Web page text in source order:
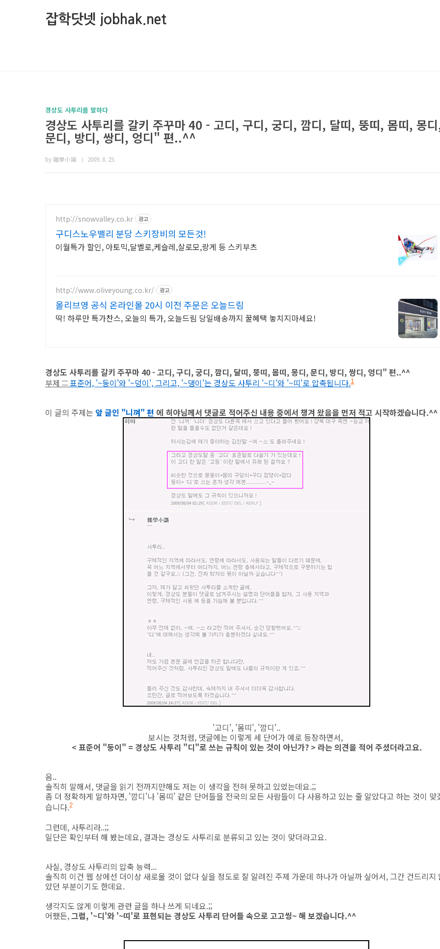
잡학닷넷 jobhak.net
경상도 사투리를 말하다
경상도 사투리를 갈키 주꾸마 40 - 고디, 구디, 궁디, 깜디, 달띠, 뚱띠, 몸띠, 몽
문디, 방디, 쌍디, 엉디" 편..^^
by 雜學小識 2009. 8. 25.
http://snowvalley.co.kr 광고
구디스노우밸리 분당 스키장비의 모든것!
이월특가 할인, 아토믹,달벨로,케슬레,살로모,랑게 등 스키부츠
http://www.oliveyoung.co.kr/ 광고
올리브영 공식 온라인몰 20시 이전 주문은 오늘드림
딱! 하루만 특가찬스, 오늘의 특가, 오늘드림 당일배송까지 꿀혜택 놓치지마세요!
경상도 사투리를 갈키 주꾸마 40 - 고디, 구디, 궁디, 깜디, 달띠, 뚱띠, 몸띠, 몽디, 문디, 방디, 쌍디, 엉디" 편..^^
부제 :::표준어, '~둥이'와 '~덩이', 그리고, '~댕이'는 경상도 사투리 '~디'와 '~띠'로 압축됩니다.1
이 글의 주제는 앞 글인 "니껴" 편 에 히야님께서 댓글로 적어주신 내용 중에서 챙겨 왔음을 먼저 적고 시작하겠습니다.^^
'고디', '몸띠', '깜디'..
보시는 것처럼, 댓글에는 이렇게 세 단어가 예로 등장하면서,
< 표준어 "둥이" = 경상도 사투리 "디"로 쓰는 규칙이 있는 것이 아닌가? > 라는 의견을 적어 주셨더라고요.
음..
솔직히 말해서, 댓글을 읽기 전까지만해도 저는 이 생각을 전혀 못하고 있었는데요.;;
좀 더 정확하게 말하자면, '깜디'나 '몸띠' 같은 단어들을 전국의 모든 사람들이 다 사용하고 있는 줄 알았다고 하는 것이 맞
습니다.2
그런데, 사투리라..;;
일단은 확인부터 해 봤는데요, 결과는 경상도 사투리로 분류되고 있는 것이 맞더라고요.
사실, 경상도 사투리의 압축 능력...
솔직히 이건 웹 상에선 더이상 새로울 것이 없다 싶을 정도로 잘 알려진 주제 가운데 하나가 아닐까 싶어서, 그간 건드리지
았던 부분이기도 한데요.
생각지도 않게 이렇게 관련 글을 하나 쓰게 되네요.;;
어쨌든,그럼, '~디'와 '~띠'로 표현되는 경상도 사투리 단어들 속으로 고고씽~ 해 보겠습니다.^^